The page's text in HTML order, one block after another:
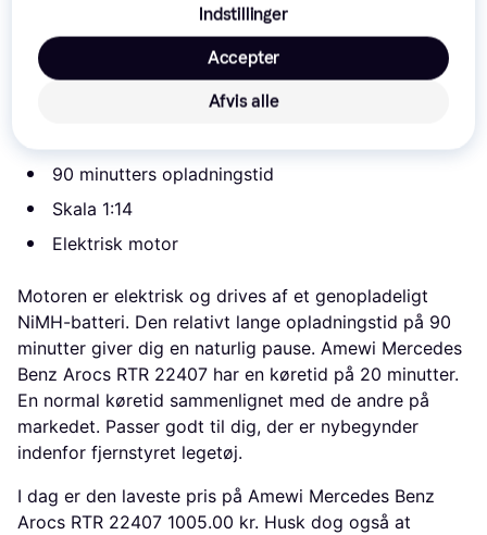
Læs om produktet
Laveste pris for
Amewi Mercedes Benz Arocs RTR
Det er den bedste pris lige nu
90 minutters opladningstid
Skala 1:14
Elektrisk motor
Motoren er elektrisk og drives af et genopladeligt
NiMH-batteri. Den relativt lange opladningstid på 90
minutter giver dig en naturlig pause. Amewi Mercedes
Benz Arocs RTR 22407 har en køretid på 20 minutter.
En normal køretid sammenlignet med de andre på
markedet. Passer godt til dig, der er nybegynder
indenfor fjernstyret legetøj.
I dag er den laveste pris på Amewi Mercedes Benz
Arocs RTR 22407 1005.00 kr. Husk dog også at
Indstillinger
Afvis alle
Accepter